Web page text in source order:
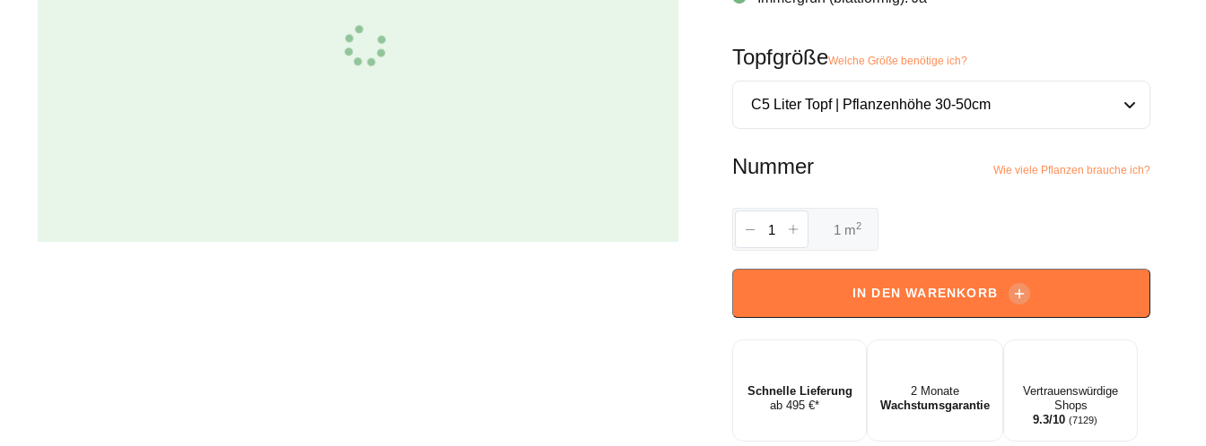
TopfgrößeWelche Größe benötige ich?
Nummer Wie viele Pflanzen brauche ich?
Rhododendron
'Roseum
-
m2
IN DEN WARENKORB
Schnelle Lieferung
ab 495 €*
2 Monate
Wachstumsgarantie
Vertrauenswürdige
Shops
9.3/10 (7129)